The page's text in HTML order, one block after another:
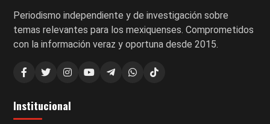
Periodismo independiente y de investigación sobre
temas relevantes para los mexiquenses. Comprometidos
con la información veraz y oportuna desde 2015.
Institucional